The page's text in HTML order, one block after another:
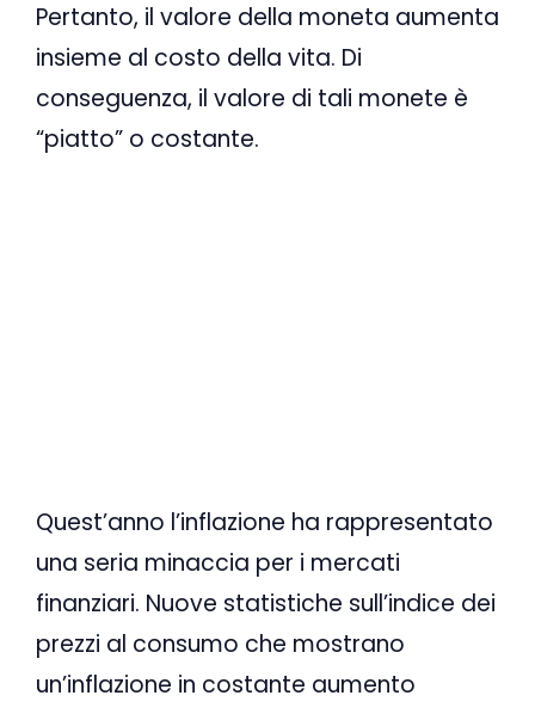
Pertanto, il valore della moneta aumenta
insieme al costo della vita. Di
conseguenza, il valore di tali monete è
“piatto” o costante.
Quest’anno l’inflazione ha rappresentato
una seria minaccia per i mercati
finanziari. Nuove statistiche sull’indice dei
prezzi al consumo che mostrano
un’inflazione in costante aumento